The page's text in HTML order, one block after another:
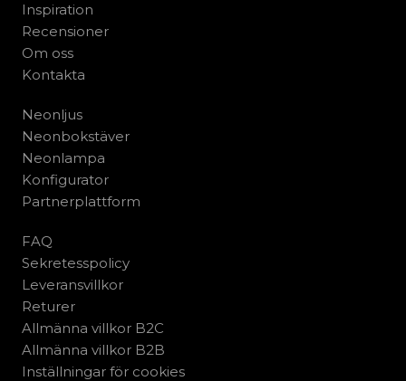
Inspiration
Recensioner
Om oss
Kontakta
Neonljus
Neonbokstäver
Neonlampa
Konfigurator
Partnerplattform
FAQ
Sekretesspolicy
Leveransvillkor
Returer
Allmänna villkor B2C
Allmänna villkor B2B
Inställningar för cookies